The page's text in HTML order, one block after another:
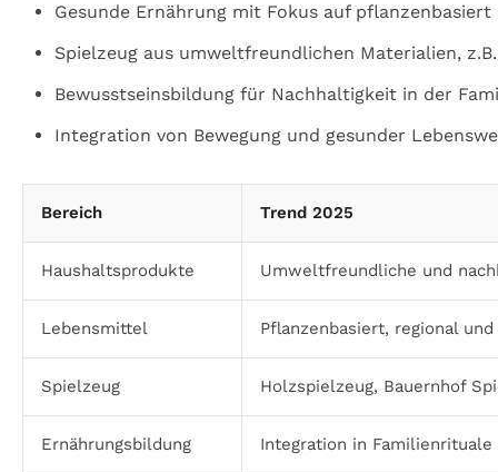
Gesunde Ernährung mit Fokus auf
Spielzeug aus umweltfreundlichen Materialien,
Bewusstseinsbildung für Nachhaltigkeit in der
Integration von Bewegung und gesunder
Bereich Trend 2025
Haushaltsprodukte Umweltfreundliche und
Lebensmittel Pflanzenbasiert, regional
Spielzeug Holzspielzeug, Bauernhof
Ernährungsbildung Integration in Familienrituale